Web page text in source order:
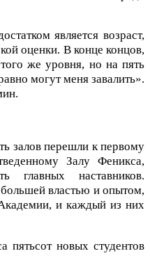
является возраст,
оценки. В конце концов,
же уровня, но на пять
могут меня завалить».
залов перешли к первому
Залу Феникса,
главных наставников.
властью и опытом,
и каждый из них
пятьсот новых студентов